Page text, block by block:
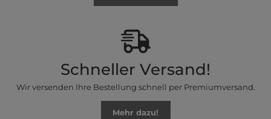
Schneller Versand!
Wir versenden Ihre Bestellung schnell per Premiumversand.
Mehr dazu!